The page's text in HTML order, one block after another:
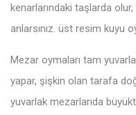
kenarlarındaki taşlarda olur,
anlarsınız. üst resim kuyu
Mezar oymaları tam
yapar, şişkin olan tarafa
yuvarlak mezarlarıda